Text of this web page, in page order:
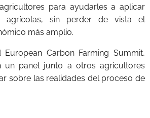
para ayudarles a aplicar
agrícolas, sin perder de vista el
más amplio.
European Carbon Farming Summit,
un panel junto a otros agricultores
sobre las realidades del proceso de